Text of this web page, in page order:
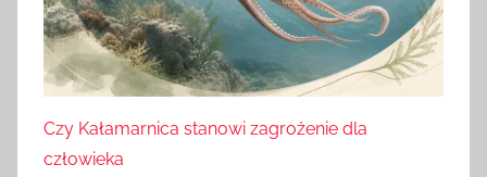
Czy Kałamarnica stanowi zagrożenie dla
człowieka